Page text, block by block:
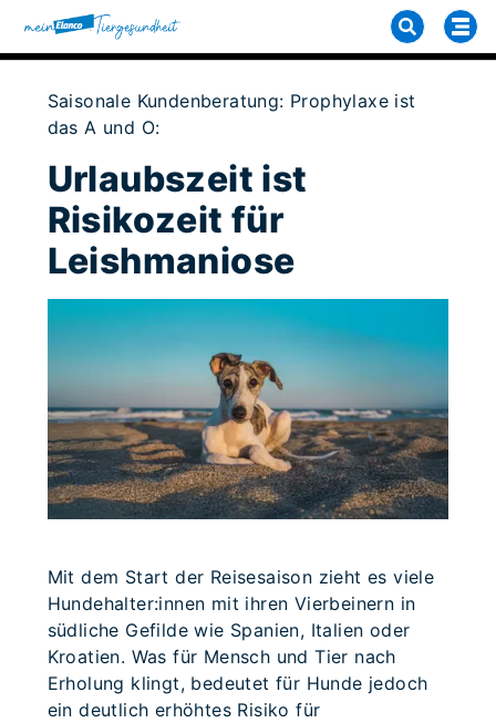
Saisonale Kundenberatung: Prophylaxe ist
das A und O:
Urlaubszeit ist
Risikozeit für
Leishmaniose
Mit dem Start der Reisesaison zieht es viele
Hundehalter:innen mit ihren Vierbeinern in
südliche Gefilde wie Spanien, Italien oder
Kroatien. Was für Mensch und Tier nach
Erholung klingt, bedeutet für Hunde jedoch
ein deutlich erhöhtes Risiko für